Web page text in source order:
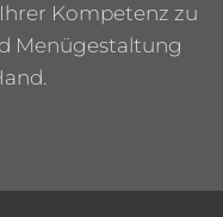
Kompetenz zu
Menügestaltung